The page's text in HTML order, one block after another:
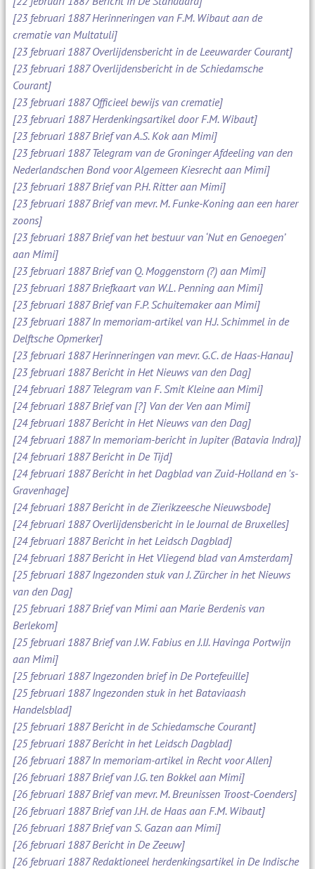
[23 februari 1887 Herinneringen van F.M. Wibaut aan de
crematie van Multatuli]
[23 februari 1887 Overlijdensbericht in de Leeuwarder Courant]
[23 februari 1887 Overlijdensbericht in de Schiedamsche
Courant]
[23 februari 1887 Officieel bewijs van crematie]
[23 februari 1887 Herdenkingsartikel door F.M. Wibaut]
[23 februari 1887 Brief van A.S. Kok aan Mimi]
[23 februari 1887 Telegram van de Groninger Afdeeling van den
Nederlandschen Bond voor Algemeen Kiesrecht aan Mimi]
[23 februari 1887 Brief van P.H. Ritter aan Mimi]
[23 februari 1887 Brief van mevr. M. Funke-Koning aan een harer
zoons]
[23 februari 1887 Brief van het bestuur van ‘Nut en Genoegen’
aan Mimi]
[23 februari 1887 Brief van Q. Moggenstorn (?) aan Mimi]
[23 februari 1887 Briefkaart van W.L. Penning aan Mimi]
[23 februari 1887 Brief van F.P. Schuitemaker aan Mimi]
[23 februari 1887 In memoriam-artikel van H.J. Schimmel in de
Delftsche Opmerker]
[23 februari 1887 Herinneringen van mevr. G.C. de Haas-Hanau]
[23 februari 1887 Bericht in Het Nieuws van den Dag]
[24 februari 1887 Telegram van F. Smit Kleine aan Mimi]
[24 februari 1887 Brief van [?] Van der Ven aan Mimi]
[24 februari 1887 Bericht in Het Nieuws van den Dag]
[24 februari 1887 In memoriam-bericht in Jupiter (Batavia Indra)]
[24 februari 1887 Bericht in De Tijd]
[24 februari 1887 Bericht in het Dagblad van Zuid-Holland en 's-
Gravenhage]
[24 februari 1887 Bericht in de Zierikzeesche Nieuwsbode]
[24 februari 1887 Overlijdensbericht in le Journal de Bruxelles]
[24 februari 1887 Bericht in het Leidsch Dagblad]
[24 februari 1887 Bericht in Het Vliegend blad van Amsterdam]
[25 februari 1887 Ingezonden stuk van J. Zürcher in het Nieuws
van den Dag]
[25 februari 1887 Brief van Mimi aan Marie Berdenis van
Berlekom]
[25 februari 1887 Brief van J.W. Fabius en J.IJ. Havinga Portwijn
aan Mimi]
[25 februari 1887 Ingezonden brief in De Portefeuille]
[25 februari 1887 Ingezonden stuk in het Bataviaash
Handelsblad]
[25 februari 1887 Bericht in de Schiedamsche Courant]
[25 februari 1887 Bericht in het Leidsch Dagblad]
[26 februari 1887 In memoriam-artikel in Recht voor Allen]
[26 februari 1887 Brief van J.G. ten Bokkel aan Mimi]
[26 februari 1887 Brief van mevr. M. Breunissen Troost-Coenders]
[26 februari 1887 Brief van J.H. de Haas aan F.M. Wibaut]
[26 februari 1887 Brief van S. Gazan aan Mimi]
[26 februari 1887 Bericht in De Zeeuw]
[26 februari 1887 Redaktioneel herdenkingsartikel in De Indische